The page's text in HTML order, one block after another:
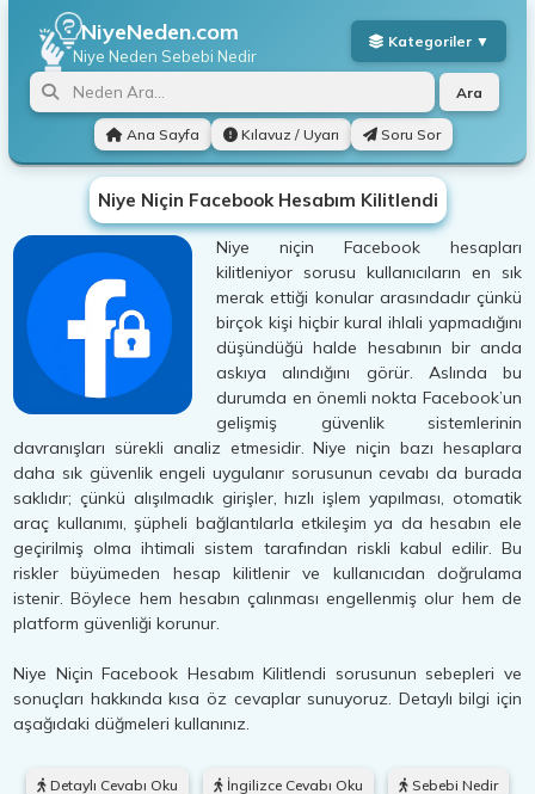
NiyeNeden.com
Niye Neden Sebebi Nedir
Ana Sayfa Kılavuz / Uyarı Soru Sor
Ara
Niye Niçin Facebook Hesabım Kilitlendi
Niye niçin Facebook hesapları
kilitleniyor sorusu kullanıcıların en sık
merak ettiği konular arasındadır çünkü
birçok kişi hiçbir kural ihlali yapmadığını
düşündüğü halde hesabının bir anda
askıya alındığını görür. Aslında bu
durumda en önemli nokta Facebook’un
gelişmiş güvenlik sistemlerinin
davranışları sürekli analiz etmesidir. Niye niçin bazı hesaplara
daha sık güvenlik engeli uygulanır sorusunun cevabı da burada
saklıdır; çünkü alışılmadık girişler, hızlı işlem yapılması, otomatik
araç kullanımı, şüpheli bağlantılarla etkileşim ya da hesabın ele
geçirilmiş olma ihtimali sistem tarafından riskli kabul edilir. Bu
riskler büyümeden hesap kilitlenir ve kullanıcıdan doğrulama
istenir. Böylece hem hesabın çalınması engellenmiş olur hem de
platform güvenliği korunur.
Niye Niçin Facebook Hesabım Kilitlendi sorusunun sebepleri ve
sonuçları hakkında kısa öz cevaplar sunuyoruz. Detaylı bilgi için
aşağıdaki düğmeleri kullanınız.
Detaylı Cevabı Oku İngilizce Cevabı Oku Sebebi Nedir